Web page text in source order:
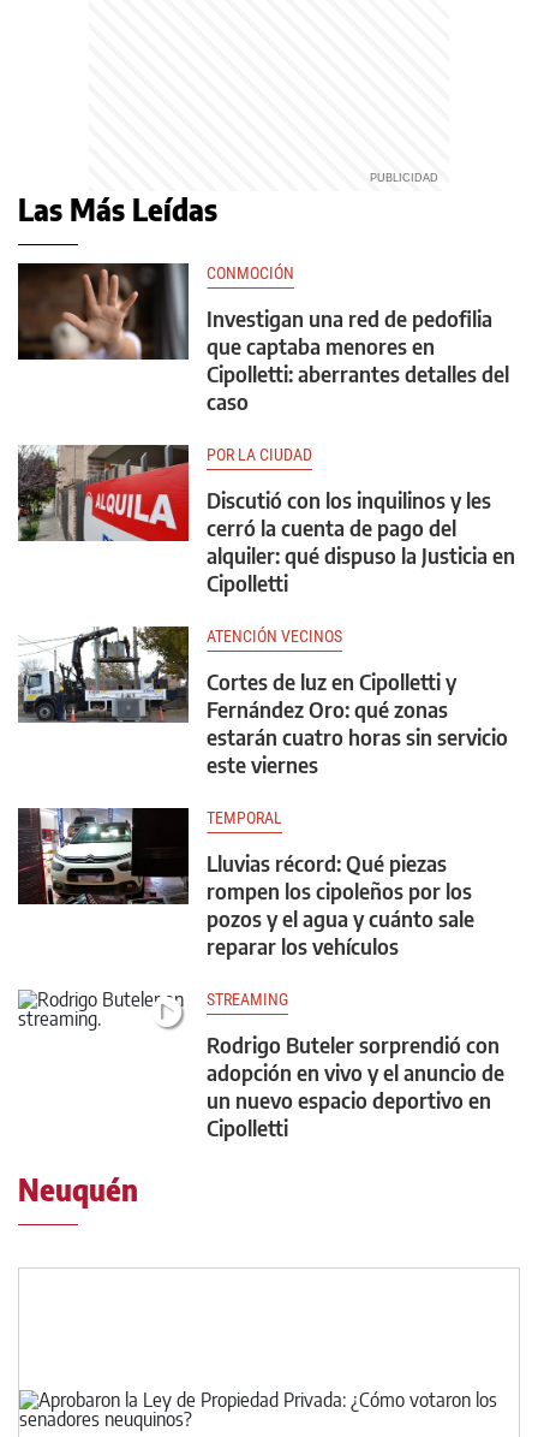
Las Más Leídas
CONMOCIÓN
Investigan una red de pedofilia
que captaba menores en
Cipolletti: aberrantes detalles del
caso
POR LA CIUDAD
Discutió con los inquilinos y les
cerró la cuenta de pago del
alquiler: qué dispuso la Justicia en
Cipolletti
ATENCIÓN VECINOS
Cortes de luz en Cipolletti y
Fernández Oro: qué zonas
estarán cuatro horas sin servicio
este viernes
TEMPORAL
Lluvias récord: Qué piezas
rompen los cipoleños por los
pozos y el agua y cuánto sale
reparar los vehículos
STREAMING
Rodrigo Buteler sorprendió con
adopción en vivo y el anuncio de
un nuevo espacio deportivo en
Cipolletti
Neuquén